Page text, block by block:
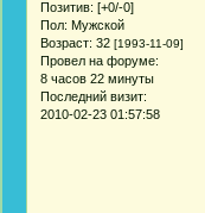
Позитив: [+0/-0]
Пол: Мужской
Возраст: 32 [1993-11-09]
Провел на форуме:
8 часов 22 минуты
Последний визит:
2010-02-23 01:57:58